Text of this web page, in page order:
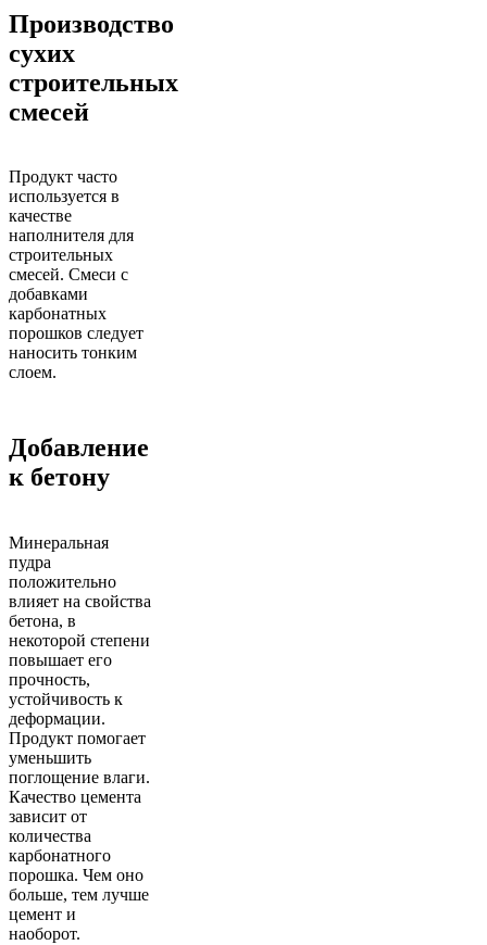
Производство
сухих
строительных
смесей
Продукт часто
используется в
качестве
наполнителя для
строительных
смесей. Смеси с
добавками
карбонатных
порошков следует
наносить тонким
слоем.
Добавление
к бетону
Минеральная
пудра
положительно
влияет на свойства
бетона, в
некоторой степени
повышает его
прочность,
устойчивость к
деформации.
Продукт помогает
уменьшить
поглощение влаги.
Качество цемента
зависит от
количества
карбонатного
порошка. Чем оно
больше, тем лучше
цемент и
наоборот.